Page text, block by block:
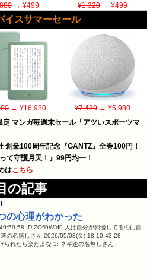
→ ¥499 ¥1,320→ ¥499
イスサマーセール
→ ¥16,980 ¥7,480→ ¥5,980
定 マンガ毎週末セール「アツいスポーツマ
創業100周年記念『GANTZ』全巻100円！
て守護月天！』99円均一！
はこちら
の記事
の心理がわかった
ID:ZOfl9W/d0 人は自分が我慢してるのに自
の名無しさん 2026/05/08(金) 18:10:43.28
られたら楽だよな 3: ネギ速の名無しさん